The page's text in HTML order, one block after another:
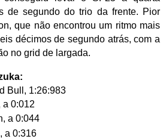
de segundo do trio da frente. Pior
que não encontrou um ritmo mais
décimos de segundo atrás, com a
no grid de largada.
Bull, 1:26:983
a 0:012
a 0:044
a 0:316